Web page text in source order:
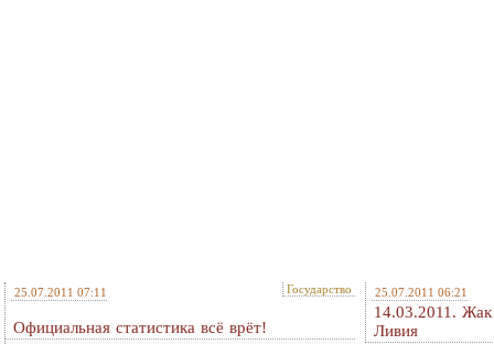
25.07.2011 07:11 Государство
Официальная статистика всё врёт!
25.07.2011 06:21
14.03.2011. Жак
Ливия